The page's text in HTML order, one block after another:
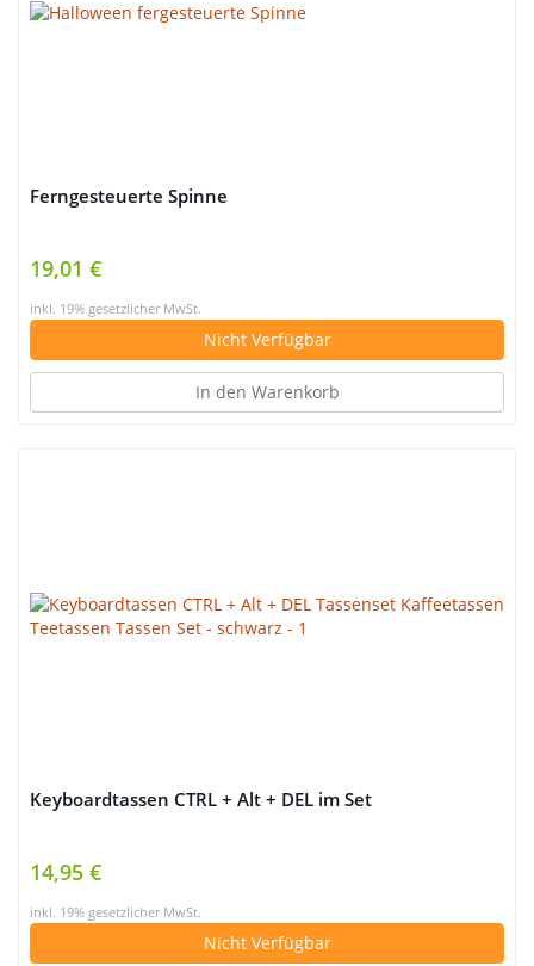
Ferngesteuerte Spinne
19,01 €
inkl. 19% gesetzlicher MwSt.
Nicht Verfügbar
In den Warenkorb
Keyboardtassen CTRL + Alt + DEL im Set
14,95 €
inkl. 19% gesetzlicher MwSt.
Nicht Verfügbar